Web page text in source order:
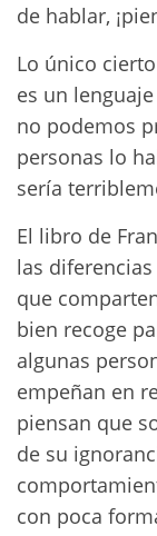
de hablar,
Lo único
es un
no podemos
personas lo
sería
El libro de
las
que
bien recoge
algunas
empeñan en
piensan que
de su
con poca